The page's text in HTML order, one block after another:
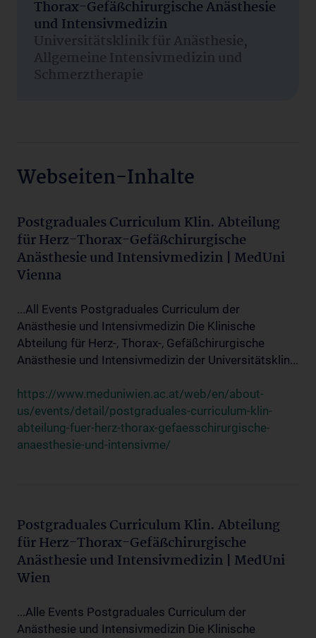
Thorax-Gefäßchirurgische Anästhesie
und Intensivmedizin
Universitätsklinik für Anästhesie,
Allgemeine Intensivmedizin und
Schmerztherapie
Webseiten-Inhalte
Postgraduales Curriculum Klin. Abteilung
für Herz-Thorax-Gefäßchirurgische
Anästhesie und Intensivmedizin | MedUni
Vienna
...All Events Postgraduales Curriculum der
Anästhesie und Intensivmedizin Die Klinische
Abteilung für Herz-, Thorax-, Gefäßchirurgische
Anästhesie und Intensivmedizin der Universitätsklin...
https://www.meduniwien.ac.at/web/en/about-
us/events/detail/postgraduales-curriculum-klin-
abteilung-fuer-herz-thorax-gefaesschirurgische-
anaesthesie-und-intensivme/
Postgraduales Curriculum Klin. Abteilung
für Herz-Thorax-Gefäßchirurgische
Anästhesie und Intensivmedizin | MedUni
Wien
...Alle Events Postgraduales Curriculum der
Anästhesie und Intensivmedizin Die Klinische